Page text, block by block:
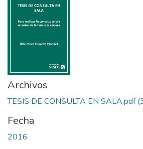
Archivos
TESIS DE CONSULTA EN SALA.pdf
Fecha
2016